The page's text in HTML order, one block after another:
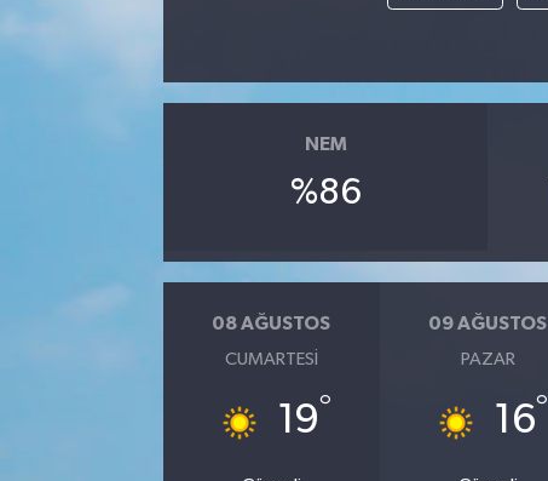
NEM
%86
08 AĞUSTOS
CUMARTESI
19°
09 AĞUSTOS
PAZAR
16°